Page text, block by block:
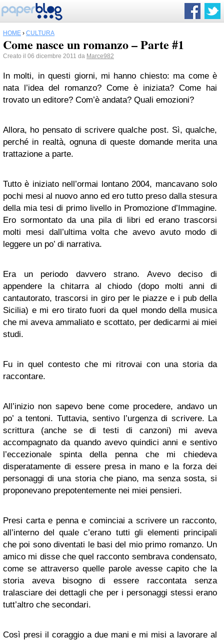
HOME › CULTURA
Come nasce un romanzo – Parte #1
Creato il 06 dicembre 2011 da Marce982
In molti, in questi giorni, mi hanno chiesto: ma come è
nata l’idea del romanzo? Come è iniziata? Come hai
trovato un editore? Com’è andata? Quali emozioni?
Allora, ho pensato di scrivere qualche post. Sì, qualche,
perché in realtà, ognuna di queste domande merita una
trattazione a parte.
Tutto è iniziato nell’ormai lontano 2004, mancavano solo
pochi mesi al nuovo anno ed ero tutto preso dalla stesura
della mia tesi di primo livello in Promozione d’Immagine.
Ero sormontato da una pila di libri ed erano trascorsi
molti mesi dall’ultima volta che avevo avuto modo di
leggere un po’ di narrativa.
Era un periodo davvero strano. Avevo deciso di
appendere la chitarra al chiodo (dopo molti anni di
cantautorato, trascorsi in giro per le piazze e i pub della
Sicilia) e mi ero tirato fuori da quel mondo della musica
che mi aveva ammaliato e scottato, per dedicarmi ai miei
studi.
Fu in quel contesto che mi ritrovai con una storia da
raccontare.
All’inizio non sapevo bene come procedere, andavo un
po’ a tentoni. Tuttavia, sentivo l’urgenza di scrivere. La
scrittura (anche se di testi di canzoni) mi aveva
accompagnato da quando avevo quindici anni e sentivo
l’eccezionale spinta della penna che mi chiedeva
disperatamente di essere presa in mano e la forza dei
personaggi di una storia che piano, ma senza sosta, si
proponevano prepotentemente nei miei pensieri.
Presi carta e penna e cominciai a scrivere un racconto,
all’interno del quale c’erano tutti gli elementi principali
che poi sono diventati le basi del mio primo romanzo. Un
amico mi disse che quel racconto sembrava condensato,
come se attraverso quelle parole avesse capito che la
storia aveva bisogno di essere raccontata senza
tralasciare dei dettagli che per i personaggi stessi erano
tutt’altro che secondari.
Così presi il coraggio a due mani e mi misi a lavorare al